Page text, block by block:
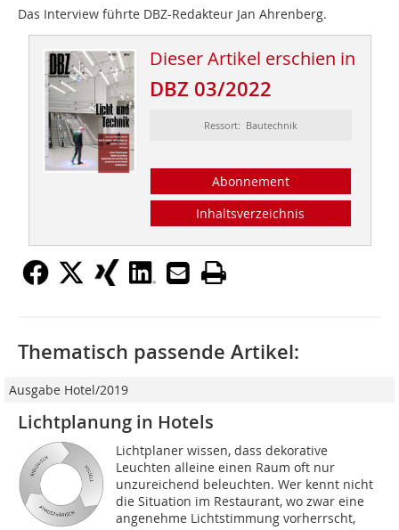
Das Interview führte DBZ-Redakteur Jan Ahrenberg.
Dieser Artikel erschien in
DBZ 03/2022
Ressort: Bautechnik
Abonnement
Inhaltsverzeichnis
Thematisch passende Artikel:
Ausgabe Hotel/2019
Lichtplanung in Hotels
Lichtplaner wissen, dass dekorative
Leuchten alleine einen Raum oft nur
unzureichend beleuchten. Wer kennt nicht
die Situation im Restaurant, wo zwar eine
angenehme Lichtstimmung vorherrscht,